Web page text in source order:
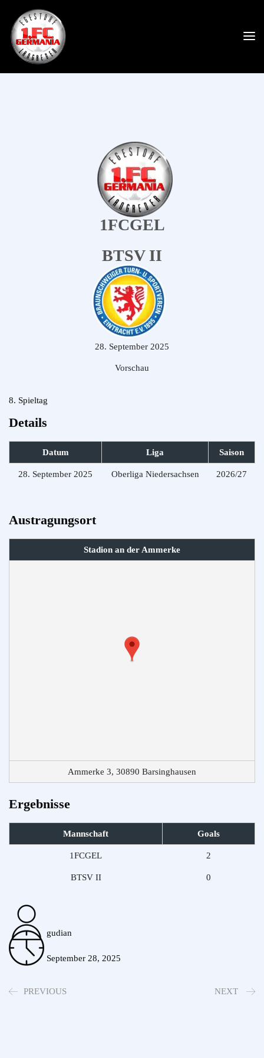
1FCGEL
BTSV II
28. September 2025
Vorschau
8. Spieltag
Details
Datum Liga Saison
28. September 2025 Oberliga Niedersachsen 2026/27
Austragungsort
Stadion an der Ammerke
Ammerke 3, 30890 Barsinghausen
Ergebnisse
Mannschaft Goals
1FCGEL 2
BTSV II 0
gudian
September 28, 2025
PREVIOUS NEXT